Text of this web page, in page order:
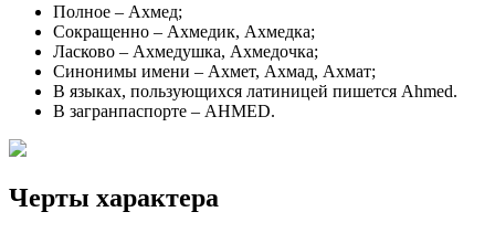
Полное – Ахмед;
Сокращенно – Ахмедик, Ахмедка;
Ласково – Ахмедушка, Ахмедочка;
Синонимы имени – Ахмет, Ахмад, Ахмат;
В языках, пользующихся латиницей пишется Ahmed.
В загранпаспорте – AHMED.
Черты характера